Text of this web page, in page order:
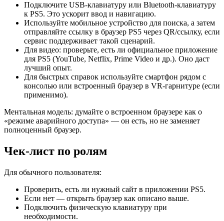
Подключите USB‑клавиатуру или Bluetooth‑клавиатуру
к PS5. Это ускорит ввод и навигацию.
Используйте мобильное устройство для поиска, а затем
отправляйте ссылку в браузер PS5 через QR/ссылку, если
сервис поддерживает такой сценарий.
Для видео: проверьте, есть ли официальное приложение
для PS5 (YouTube, Netflix, Prime Video и др.). Оно даст
лучший опыт.
Для быстрых справок используйте смартфон рядом с
консолью или встроенный браузер в VR‑гарнитуре (если
применимо).
Ментальная модель: думайте о встроенном браузере как о
«режиме аварийного доступа» — он есть, но не заменяет
полноценный браузер.
Чек‑лист по ролям
Для обычного пользователя:
Проверить, есть ли нужный сайт в приложении PS5.
Если нет — открыть браузер как описано выше.
Подключить физическую клавиатуру при
необходимости.